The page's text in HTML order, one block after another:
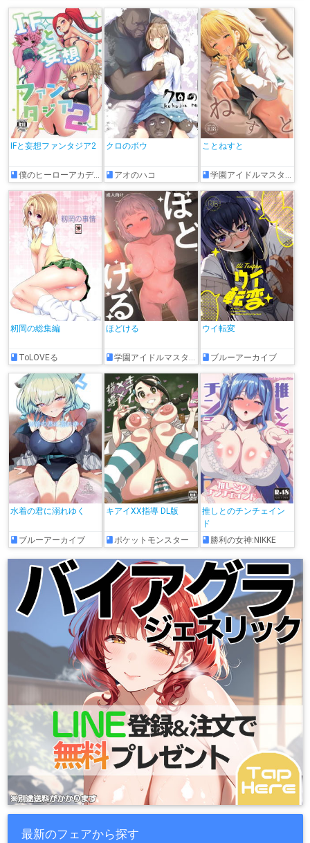
IFと妄想ファンタジア2
僕のヒーローアカデミア
クロのボウ
アオのハコ
ことねすと
学園アイドルマスター
籾岡の総集編
ToLOVEる
ほどける
学園アイドルマスター
ウイ転変
ブルーアーカイブ
水着の君に溺れゆく
ブルーアーカイブ
キアイXX指導 DL版
ポケットモンスター
推しとのチンチェイン
ド
勝利の女神:NIKKE
最新のフェアから探す